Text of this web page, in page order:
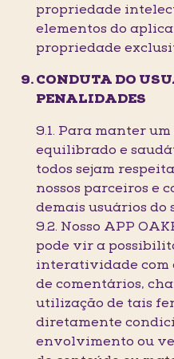
propriedade
elementos do
propriedade
CONDUTA DO
PENALIDADES
9.1. Para manter
equilibrado e
todos sejam
nossos parceiros e
demais usuários do
9.2. Nosso APP
pode vir a
interatividade com
de comentários,
utilização de tais
diretamente
envolvimento ou